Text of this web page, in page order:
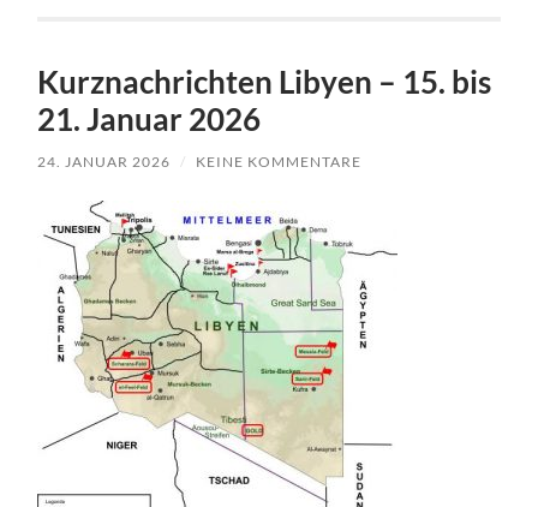
Kurznachrichten Libyen – 15. bis
21. Januar 2026
24. JANUAR 2026 / KEINE KOMMENTARE